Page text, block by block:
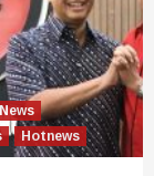
Hotnews